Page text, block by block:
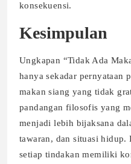
konsekuensi.
Kesimpulan
Ungkapan “Tidak Ada
hanya sekadar pernyataan
makan siang yang tidak
pandangan filosofis yang
menjadi lebih bijaksana
tawaran, dan situasi hidup.
setiap tindakan memiliki